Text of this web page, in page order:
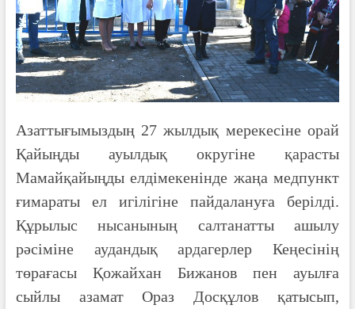
Азаттығымыздың 27 жылдық мерекесіне орай
Қайыңды ауылдық округіне қарасты
Мамайқайыңды елдімекенінде жаңа медпункт
ғимараты ел игілігіне пайдалануға берілді.
Құрылыс нысанының салтанатты ашылу
рәсіміне аудандық ардагерлер Кеңесінің
төрағасы Қожайхан Бижанов пен ауылға
сыйлы азамат Ораз Досқұлов қатысып,